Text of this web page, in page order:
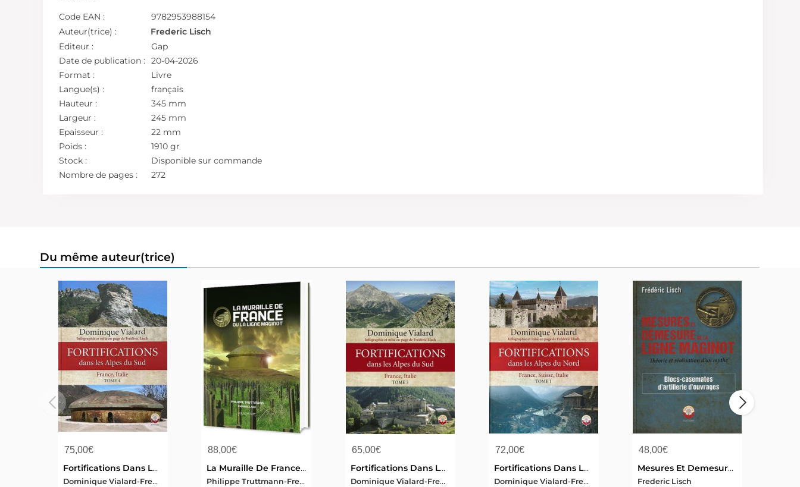
Code EAN :
9782953988154
Auteur(trice) :
Frederic Lisch
Editeur :
Gap
Date de publication :
20-04-2026
Format :
Livre
Langue(s) :
français
Hauteur :
345 mm
Largeur :
245 mm
Epaisseur :
22 mm
Poids :
1910 gr
Stock :
Disponible sur commande
Nombre de pages :
272
Du même auteur(trice)
75,00€
Fortifications Dans Les Alpes Du Sud - Tome 4
Dominique Vialard-Frederic Lisch
88,00€
La Muraille De France Ou La Ligne Maginot
Philippe Truttmann-Frederic Lisch
65,00€
Fortifications Dans Les Alpes Du Sud - Tome 3
Dominique Vialard-Frederic Lisch
72,00€
Fortifications Dans Les Alpes Du Nord - Tome 1
Dominique Vialard-Frederic Lisch
48,00€
Mesures Et Demesures De La Ligne Maginot : Blocs-casemates D'artillerie D'ouvrages
Frederic Lisch